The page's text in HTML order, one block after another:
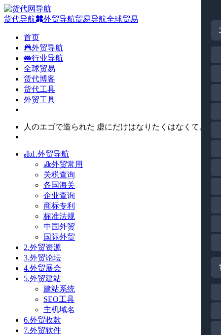
货代导航 外贸导航贸易导航全球贸易
首页
外贸导航
行业导航
全球贸易
货代博客
货代工具
外贸工具
人のエゴで造られた 虚にだけはなりたくはなくて。
1.外贸导航
外贸常用
关税查询
各国海关
企业查询
商标专利
标准法规
中国外贸
国际外贸
2.外贸资源
3.外贸论坛
4.外贸展会
5.外贸建站
建站系统
SEO工具
主机域名
6.外贸收款
7.外贸软件